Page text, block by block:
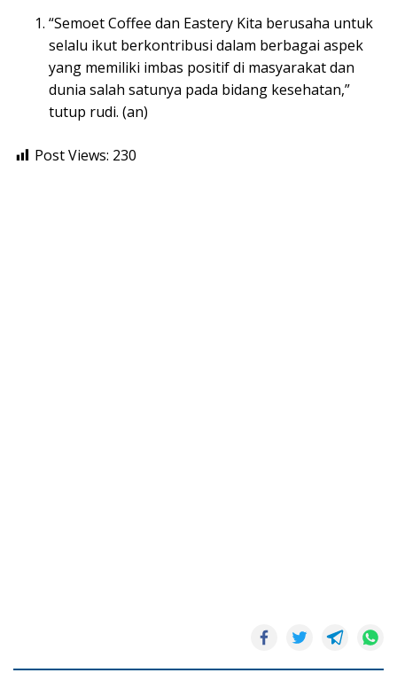
“Semoet Coffee dan Eastery Kita berusaha untuk
selalu ikut berkontribusi dalam berbagai aspek
yang memiliki imbas positif di masyarakat dan
dunia salah satunya pada bidang kesehatan,”
tutup rudi. (an)
Post Views: 230